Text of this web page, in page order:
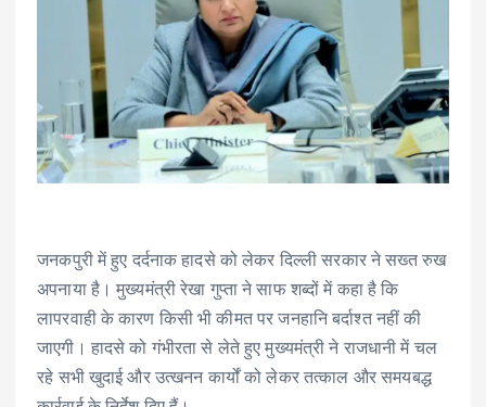
जनकपुरी में हुए दर्दनाक हादसे को लेकर दिल्ली सरकार ने सख्त रुख
अपनाया है। मुख्यमंत्री रेखा गुप्ता ने साफ शब्दों में कहा है कि
लापरवाही के कारण किसी भी कीमत पर जनहानि बर्दाश्त नहीं की
जाएगी। हादसे को गंभीरता से लेते हुए मुख्यमंत्री ने राजधानी में चल
रहे सभी खुदाई और उत्खनन कार्यों को लेकर तत्काल और समयबद्ध